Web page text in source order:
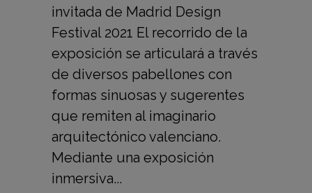
invitada de Madrid Design
Festival 2021 El recorrido de la
exposición se articulará a través
de diversos pabellones con
formas sinuosas y sugerentes
que remiten al imaginario
arquitectónico valenciano.
Mediante una exposición
inmersiva...